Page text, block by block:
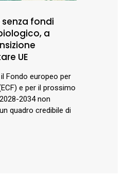
senza fondi
a
UE
Fondo europeo per
e per il prossimo
2034 non
quadro credibile di